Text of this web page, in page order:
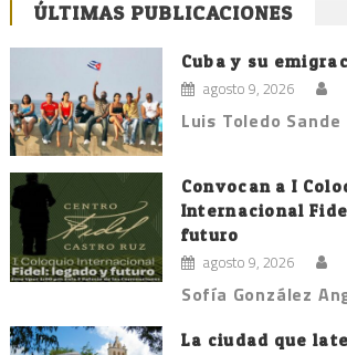
ÚLTIMAS PUBLICACIONES
Cuba y su
agosto 9, 2026
Luis Toledo Sande
Convocan a I
Internacional
futuro
agosto 9, 2026
Sofía González
La ciudad que